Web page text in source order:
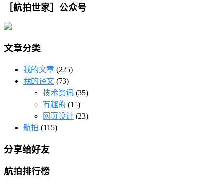
［航拍世家］公众号
文章分类
我的文章 (225)
我的译文 (73)
技术资讯 (35)
有趣的 (15)
网页设计 (23)
航拍 (115)
分享给好友
航拍排行榜